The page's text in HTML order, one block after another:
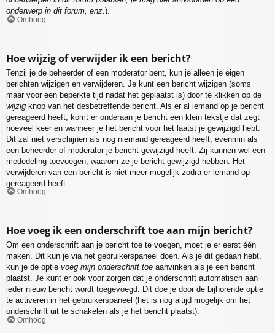
onderwerp in dit forum, enz.).
Omhoog
Hoe wijzig of verwijder ik een bericht?
Tenzij je de beheerder of een moderator bent, kun je alleen je eigen
berichten wijzigen en verwijderen. Je kunt een bericht wijzigen (soms
maar voor een beperkte tijd nadat het geplaatst is) door te klikken op de
wijzig knop van het desbetreffende bericht. Als er al iemand op je bericht
gereageerd heeft, komt er onderaan je bericht een klein tekstje dat zegt
hoeveel keer en wanneer je het bericht voor het laatst je gewijzigd hebt.
Dit zal niet verschijnen als nog niemand gereageerd heeft, evenmin als
een beheerder of moderator je bericht gewijzigd heeft. Zij kunnen wel een
mededeling toevoegen, waarom ze je bericht gewijzigd hebben. Het
verwijderen van een bericht is niet meer mogelijk zodra er iemand op
gereageerd heeft.
Omhoog
Hoe voeg ik een onderschrift toe aan mijn bericht?
Om een onderschrift aan je bericht toe te voegen, moet je er eerst één
maken. Dit kun je via het gebruikerspaneel doen. Als je dit gedaan hebt,
kun je de optie voeg mijn onderschrift toe aanvinken als je een bericht
plaatst. Je kunt er ook voor zorgen dat je onderschrift automatisch aan
ieder nieuw bericht wordt toegevoegd. Dit doe je door de bijhorende optie
te activeren in het gebruikerspaneel (het is nog altijd mogelijk om het
onderschrift uit te schakelen als je het bericht plaatst).
Omhoog